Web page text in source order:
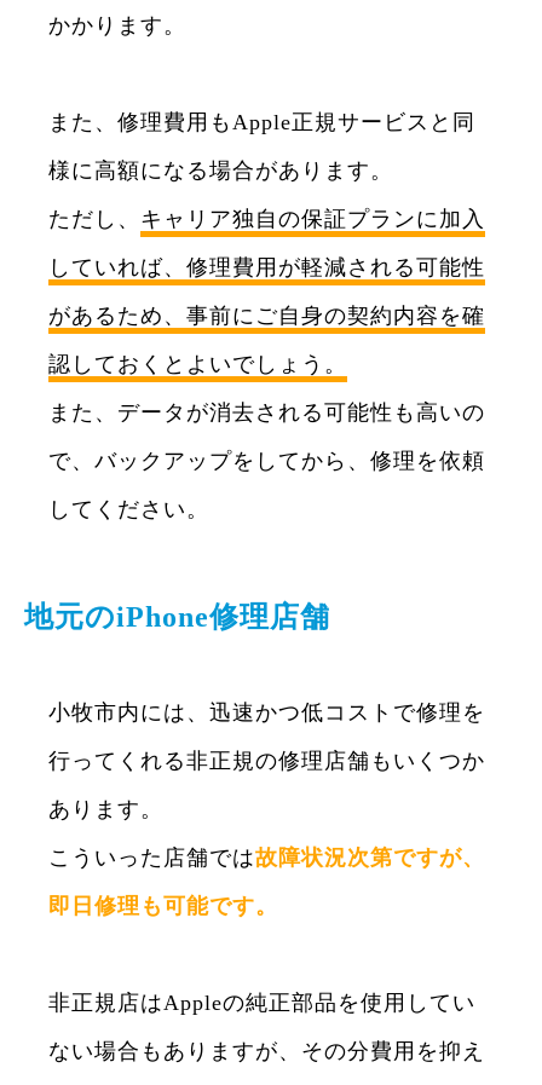
かかります。
また、修理費用もApple正規サービスと同
様に高額になる場合があります。
ただし、 キャリア独自の保証プランに加入
していれば、修理費用が軽減される可能性
があるため、事前にご自身の契約内容を確
認しておくとよいでしょう。
また、データが消去される可能性も高いの
で、バックアップをしてから、修理を依頼
してください。
地元のiPhone修理店舗
小牧市内には、迅速かつ低コストで修理を
行ってくれる非正規の修理店舗もいくつか
あります。
こういった店舗では故障状況次第ですが、
即日修理も可能です。
非正規店はAppleの純正部品を使用してい
ない場合もありますが、その分費用を抑え